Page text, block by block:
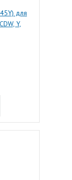
для
Y,